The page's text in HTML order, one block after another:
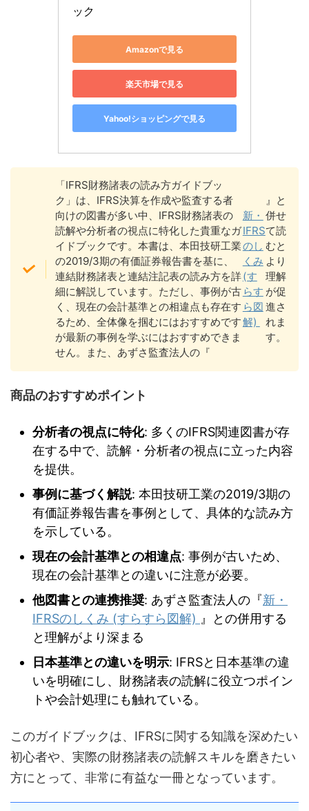
ック
Amazonで見る
楽天市場で見る
Yahoo!ショッピングで見る
「IFRS財務諸表の読み方ガイドブッ
ク」は、IFRS決算を作成や監査する者
向けの図書が多い中、IFRS財務諸表の
読解や分析者の視点に特化した貴重なガ
イドブックです。本書は、本田技研工業
の2019/3期の有価証券報告書を基に、
連結財務諸表と連結注記表の読み方を詳
細に解説しています。ただし、事例が古
く、現在の会計基準との相違点も存在す
るため、全体像を掴むにはおすすめです
が最新の事例を学ぶにはおすすめできま
せん。また、あずさ監査法人の『
新・
IFRS
のし
くみ
(す
らす
ら図
解)
』と
併せ
て読
むと
より
理解
が促
進さ
れま
す。
商品のおすすめポイント
分析者の視点に特化: 多くのIFRS関連図書が存
在する中で、読解・分析者の視点に立った内容
を提供。
事例に基づく解説: 本田技研工業の2019/3期の
有価証券報告書を事例として、具体的な読み方
を示している。
現在の会計基準との相違点: 事例が古いため、
現在の会計基準との違いに注意が必要。
他図書との連携推奨: あずさ監査法人の『新・
IFRSのしくみ (すらすら図解) 』との併用する
と理解がより深まる
日本基準との違いを明示: IFRSと日本基準の違
いを明確にし、財務諸表の読解に役立つポイン
トや会計処理にも触れている。
このガイドブックは、IFRSに関する知識を深めたい
初心者や、実際の財務諸表の読解スキルを磨きたい
方にとって、非常に有益な一冊となっています。